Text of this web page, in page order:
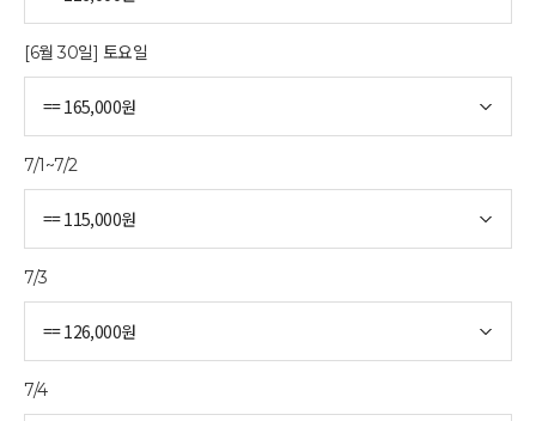
[6월 30일] 토요일
7/1~7/2
7/3
7/4